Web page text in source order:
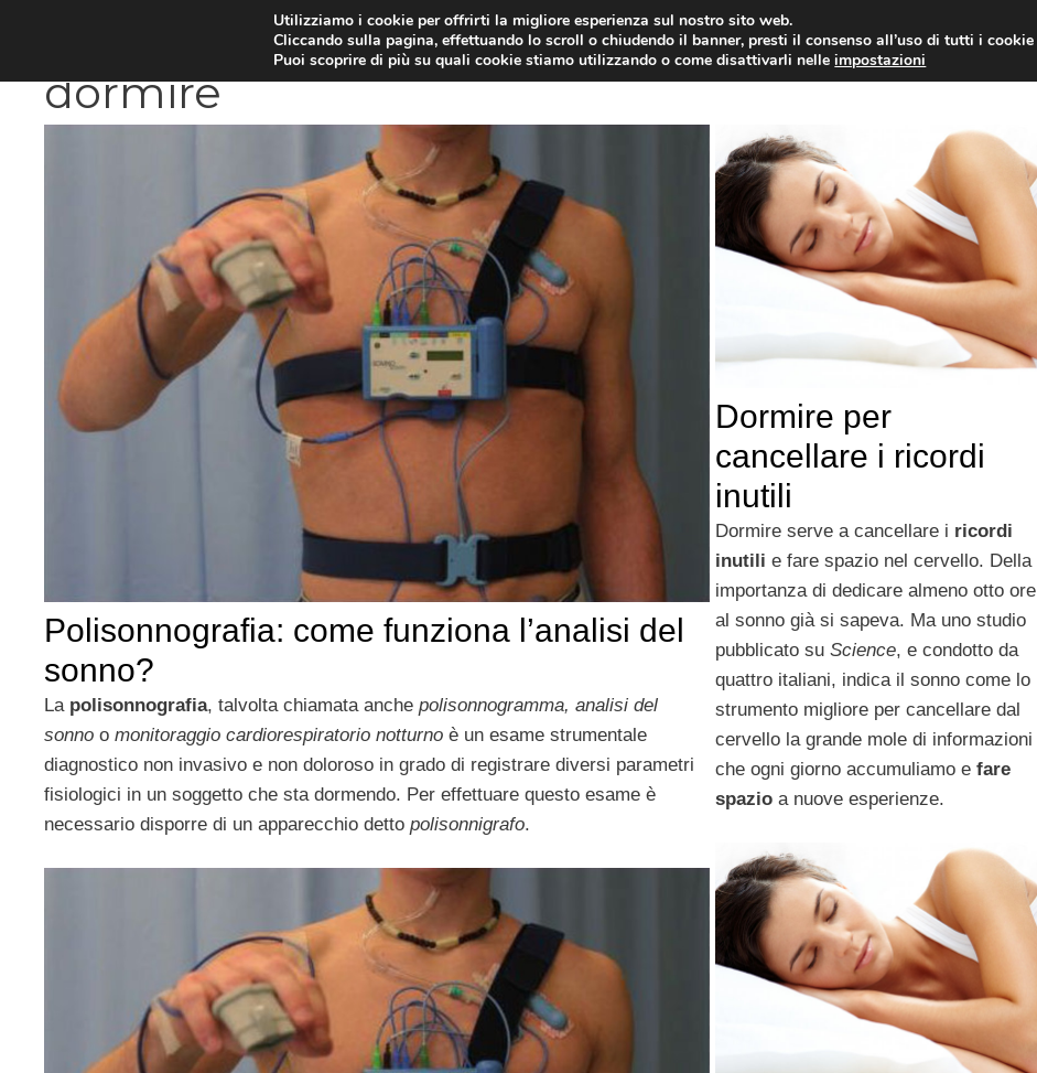
DIETE E METABOLISMO PSICOLOGIA NEUROLOGIA CARDIOLOGIA
dormire
Polisonnografia: come funziona l’analisi del
sonno?
La polisonnografia, talvolta chiamata anche polisonnogramma, analisi del
sonno o monitoraggio cardiorespiratorio notturno è un esame strumentale
diagnostico non invasivo e non doloroso in grado di registrare diversi parametri
fisiologici in un soggetto che sta dormendo. Per effettuare questo esame è
necessario disporre di un apparecchio detto polisonnigrafo.
Dormire per
cancellare i ricordi
inutili
Dormire serve a cancellare i ricordi
inutili e fare spazio nel cervello. Della
importanza di dedicare almeno otto ore
al sonno già si sapeva. Ma uno studio
pubblicato su Science, e condotto da
quattro italiani, indica il sonno come lo
strumento migliore per cancellare dal
cervello la grande mole di informazioni
che ogni giorno accumuliamo e fare
spazioa nuove esperienze.
Utilizziamo i cookie per offrirti la migliore esperienza sul nostro sito web.
Cliccando sulla pagina, effettuando lo scroll o chiudendo il banner, presti il consenso all’uso di tutti i cookie
Puoi scoprire di più su quali cookie stiamo utilizzando o come disattivarli nelleimpostazioni